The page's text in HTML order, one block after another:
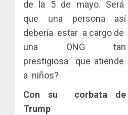
de la 5 de mayo. Será
que una persona así
debería estar a cargo de
una ONG tan
prestigiosa que atiende
a niños?
Con su corbata de
Trump